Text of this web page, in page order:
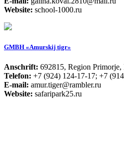
Website: school-1000.ru
GMBH «Amurskij tigr»
Anschrift: 692815, Region
Telefon: +7 (924) 124-17-17; +7
E-mail: amur.tiger@rambler.ru
Website: safaripark25.ru